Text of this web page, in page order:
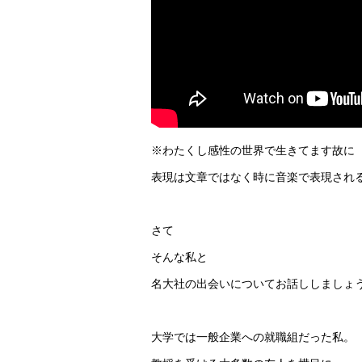
※わたくし感性の世界で生きてます故に
表現は文章ではなく時に音楽で表現され
さて
そんな私と
名大社の出会いについてお話ししましょう
大学では一般企業への就職組だった私。